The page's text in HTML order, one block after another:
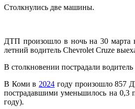
Столкнулись две машины.
ДТП произошло в ночь на 30 марта
летний водитель Chevrolet Cruze
В столкновении пострадали
В Коми в 2024 году произошло 857
пострадавшими уменьшилось на 0,3
году).